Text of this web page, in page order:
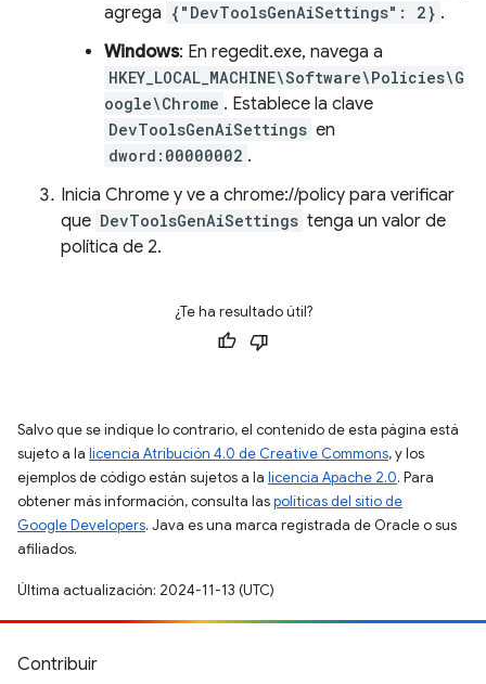
agrega {"DevToolsGenAiSettings": 2} .
Windows: En regedit.exe, navega a
HKEY_LOCAL_MACHINE\Software\Policies\G
oogle\Chrome . Establece la clave
DevToolsGenAiSettings en
dword:00000002 .
Inicia Chrome y ve a chrome://policy para verificar
que DevToolsGenAiSettings tenga un valor de
política de 2.
¿Te ha resultado útil?
Salvo que se indique lo contrario, el contenido de esta página está
sujeto a la licencia Atribución 4.0 de Creative Commons, y los
ejemplos de código están sujetos a la licencia Apache 2.0. Para
obtener más información, consulta laspolíticas del sitio de
Google Developers. Java es una marca registrada de Oracle o sus
afiliados.
Última actualización: 2024-11-13 (UTC)
Contribuir